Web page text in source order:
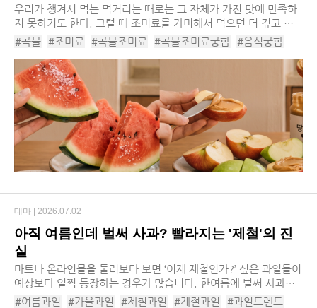
우리가 챙겨서 먹는 먹거리는 때로는 그 자체가 가진 맛에 만족하
지 못하기도 한다. 그럴 때 조미료를 가미해서 먹으면 더 깊고 풍
부한 맛을 즐길 수 있다. 하지만 조미료와 먹거리의 궁합이 맞지
#곡물 #조미료 #곡물조미료 #곡물조미료궁합 #음식궁합
#과일궁합 #곡물궁합 #수박소금 #사과땅콩버터
#바나나후추 #감자버터 #먹거리궁합
아직 여름인데 벌써 사과? 빨라지는 '제철'의 진
실
마트나 온라인몰을 둘러보다 보면 ‘이제 제철인가?’ 싶은 과일들이
예상보다 일찍 등장하는 경우가 많습니다. 한여름에 벌써 사과와
배가 나오고, 가을이면 겨울 딸기를 쉽게 만나볼 수 있습니다. 기
#여름과일 #가을과일 #제철과일 #계절과일
#과일트렌드
테마 | 2026.07.02